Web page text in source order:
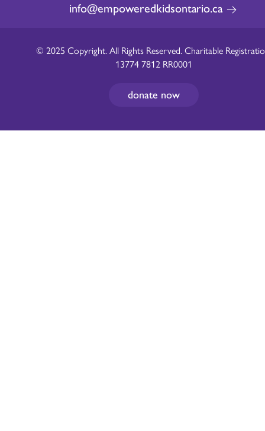
info@empoweredkidsontario.ca
donate now
© 2025 Copyright. All Rights Reserved. Charitable
13774 7812 RR0001